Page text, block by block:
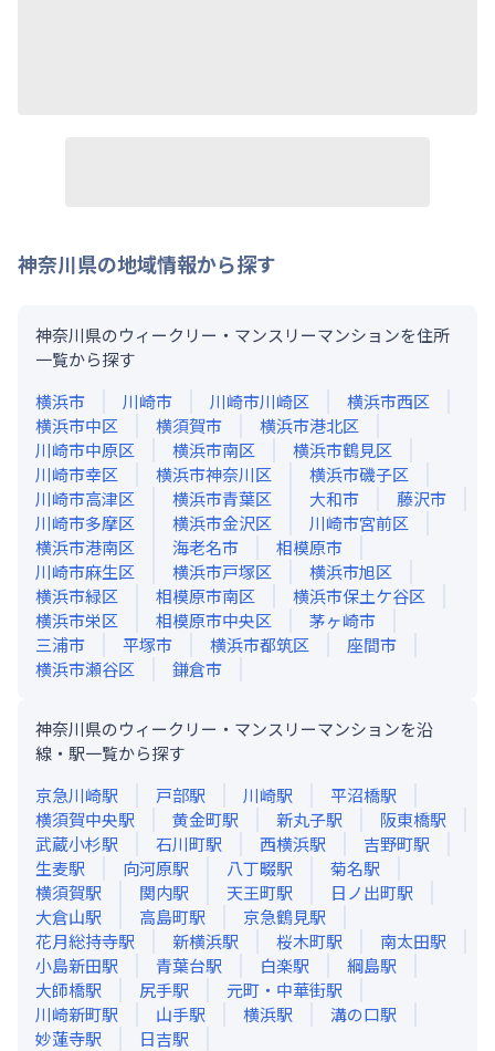
神奈川県の地域情報から探す
神奈川県のウィークリー・マンスリーマンションを住所
一覧から探す
横浜市
川崎市 川崎市川崎区
横浜市西区
横浜市中区
横須賀市
横浜市港北区
川崎市中原区
横浜市南区
横浜市鶴見区
川崎市幸区
横浜市神奈川区
横浜市磯子区
川崎市高津区
横浜市青葉区 大和市
藤沢市
川崎市多摩区
横浜市金沢区
川崎市宮前区
横浜市港南区
海老名市
相模原市
川崎市麻生区
横浜市戸塚区
横浜市旭区
横浜市緑区
相模原市南区
横浜市保土ケ谷区
横浜市栄区
相模原市中央区
茅ヶ崎市
三浦市
平塚市 横浜市都筑区
座間市
横浜市瀬谷区
鎌倉市
神奈川県のウィークリー・マンスリーマンションを沿
線・駅一覧から探す
京急川崎駅 戸部駅 川崎駅 平沼橋駅
横須賀中央駅 黄金町駅 新丸子駅 阪東橋駅
武蔵小杉駅 石川町駅 西横浜駅 吉野町駅
生麦駅 向河原駅 八丁畷駅 菊名駅
横須賀駅 関内駅 天王町駅 日ノ出町駅
大倉山駅 高島町駅 京急鶴見駅
花月総持寺駅 新横浜駅 桜木町駅 南太田駅
小島新田駅 青葉台駅 白楽駅 綱島駅
大師橋駅 尻手駅 元町・中華街駅
川崎新町駅 山手駅 横浜駅 溝の口駅
妙蓮寺駅 日吉駅